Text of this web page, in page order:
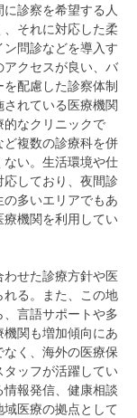
診察を希望する人
それに対応した柔
問診などを導入す
クセスが良い、バ
配慮した診察体制
れている医療機関
なクリニックで
複数の診療科を併
い。生活環境や仕
しており、夜間診
多いエリアでもあ
療機関を利用してい
せた診療方針や医
る。また、この地
言語サポートや多
関も増加傾向にあ
く、海外の医療保
ッフが活躍してい
報発信、健康相談
医療の拠点として